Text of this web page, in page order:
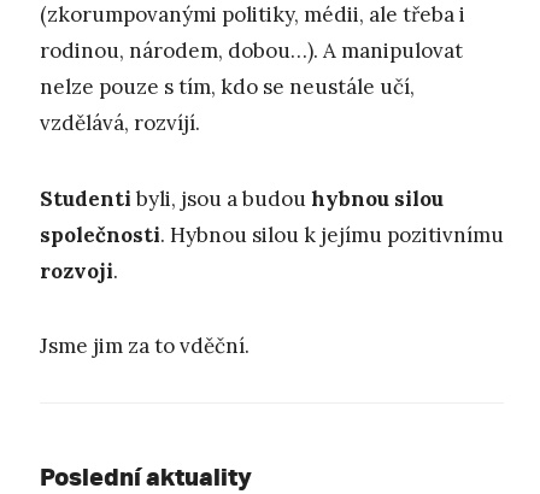
(zkorumpovanými politiky, médii, ale třeba i
rodinou, národem, dobou…). A manipulovat
nelze pouze s tím, kdo se neustále učí,
vzdělává, rozvíjí.
Studentibyli, jsou a budouhybnou silou
společnosti. Hybnou silou k jejímu pozitivnímu
rozvoji.
Jsme jim za to vděční.
Poslední aktuality